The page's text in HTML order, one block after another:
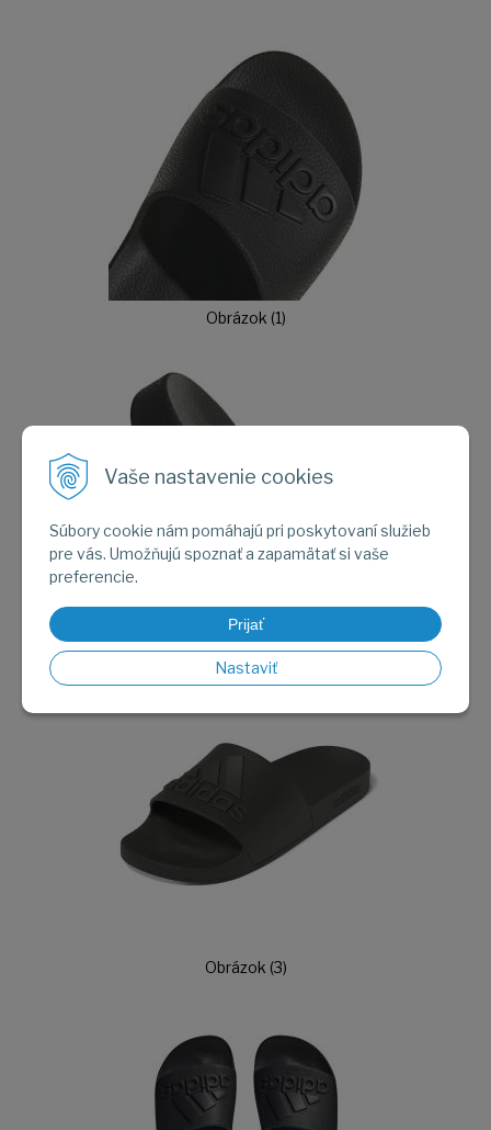
Vaše nastavenie cookies
Súbory cookie nám pomáhajú pri poskytovaní služieb
pre vás. Umožňujú spoznať a zapamätať si vaše
preferencie.
Prijať
Nastaviť
Obrázok (1)
Obrázok (2)
Obrázok (3)